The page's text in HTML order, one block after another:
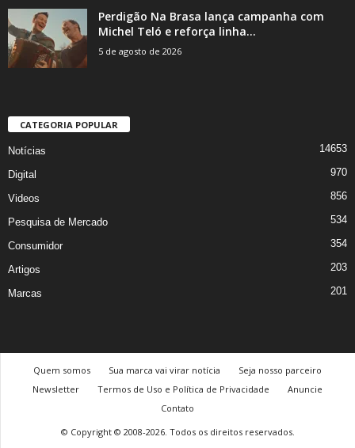
Perdigão Na Brasa lança campanha com
Michel Teló e reforça linha...
5 de agosto de 2026
CATEGORIA POPULAR
Notícias 14653
Digital 970
Videos 856
Pesquisa de Mercado 534
Consumidor 354
Artigos 203
Marcas 201
Quem somos Sua marca vai virar notícia
Seja nosso parceiro
Newsletter
Termos de Uso e Política de Privacidade
Anuncie
Contato
© Copyright © 2008-2026. Todos os direitos reservados.